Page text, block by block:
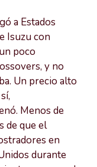
a Estados
Isuzu con
poco
y no
Un precio alto
Menos de
de que el
en
durante